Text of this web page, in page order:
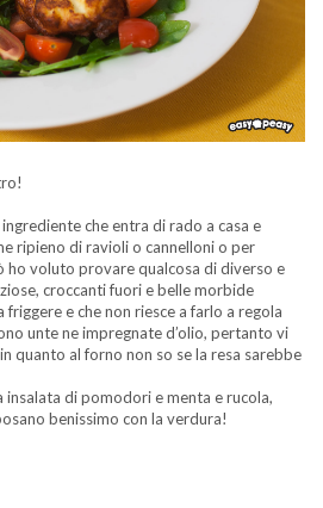
che entra di rado a casa e
ripieno di ravioli o cannelloni o per
ho voluto provare qualcosa di diverso e
croccanti fuori e belle morbide
e che non riesce a farlo a regola
unte ne impregnate d’olio, pertanto vi
quanto al forno non so se la resa sarebbe
insalata di pomodori e menta e rucola,
benissimo con la verdura!